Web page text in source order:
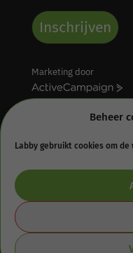
Beheer
Labby gebruikt cookies om
Inschrijven
Marketing door
A
c
v
C
m
a
Algemene
Privacy